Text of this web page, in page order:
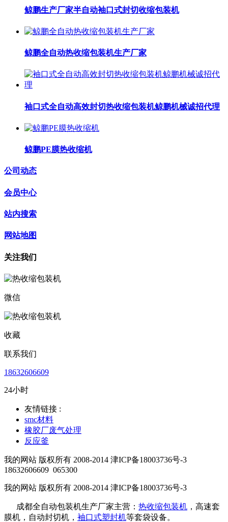
鲸鹏生产厂家半自动袖口式封切收缩包装机
鲸鹏全自动热收缩包装机生产厂家
袖口式全自动高效封切热收缩包装机鲸鹏机械诚招代理
鲸鹏PE膜热收缩机
公司动态
会员中心
站内搜索
网站地图
关注我们
微信
收藏
联系我们
18632606609
24小时
友情链接 :
smc材料
橡胶厂废气处理
反应釜
我的网站 版权所有 2008-2014 津ICP备18003736号-3
18632606609 065300
我的网站 版权所有 2008-2014 津ICP备18003736号-3
成都全自动包装机生产厂家主营： 热收缩包装机 ，高速套
膜机，自动封切机， 袖口式塑封机等套袋设备。